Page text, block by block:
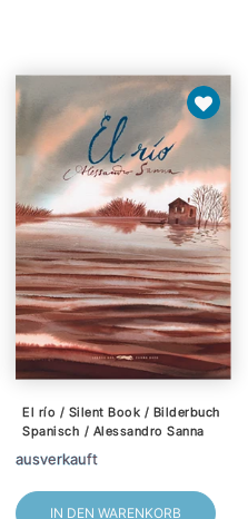
El río / Silent Book / Bilderbuch
Spanisch / Alessandro Sanna
ausverkauft
IN DEN WARENKORB